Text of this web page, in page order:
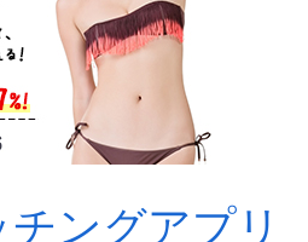
ングアプリ